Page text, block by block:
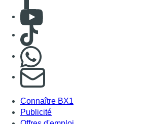
Consulter Youtube
Consulter TikTok
S'abonner à notre newsletter
Connaître BX1
Publicité